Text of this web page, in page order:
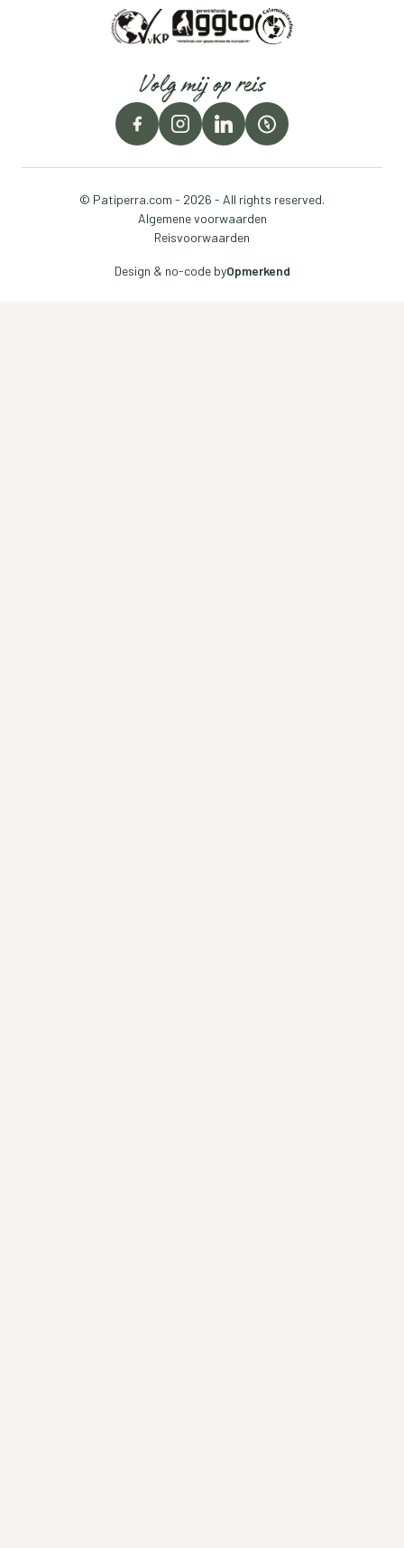
Volg mij op reis
© Patiperra.com - 2026 - All rights reserved.
Algemene voorwaarden
Reisvoorwaarden
Design & no-code byOpmerkend